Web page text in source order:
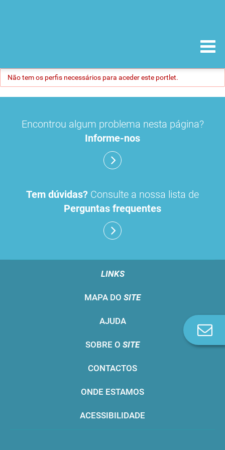
Não tem os perfis necessários para aceder este portlet.
Encontrou algum problema nesta página?
Informe-nos
Tem dúvidas? Consulte a nossa lista de
Perguntas frequentes
LINKS
MAPA DO SITE
AJUDA
SOBRE O SITE
CONTACTOS
ONDE ESTAMOS
ACESSIBILIDADE